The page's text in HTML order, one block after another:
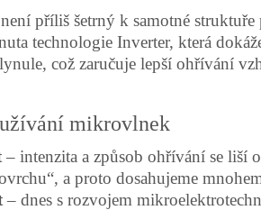
příliš šetrný k samotné
technologie Inverter, která
což zaručuje lepší ohřívání
mikrovlnek
– intenzita a způsob ohřívání se liší
a proto dosahujeme
– dnes s rozvojem